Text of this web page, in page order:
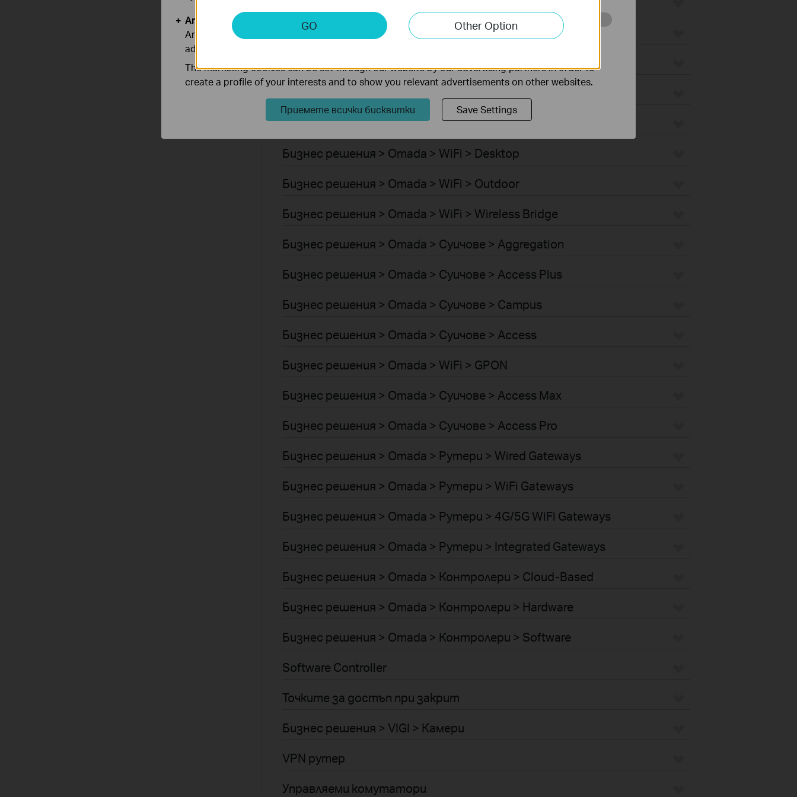
Robot Vacuum Accessories
Бизнес решения > Omada > WiFi > Ceiling Mount
Бизнес решения > Omada > WiFi > Wall Plate
Бизнес решения > Omada > WiFi > Desktop
Бизнес решения > Omada > WiFi > Outdoor
Бизнес решения > Omada > WiFi > Wireless Bridge
Бизнес решения > Omada > Суичове > Aggregation
Бизнес решения > Omada > Суичове > Access Plus
Бизнес решения > Omada > Суичове > Campus
Бизнес решения > Omada > Суичове > Access
Бизнес решения > Omada > WiFi > GPON
Бизнес решения > Omada > Суичове > Access Max
Бизнес решения > Omada > Суичове > Access Pro
Бизнес решения > Omada > Рутери > Wired Gateways
Бизнес решения > Omada > Рутери > WiFi Gateways
Бизнес решения > Omada > Рутери > 4G/5G WiFi Gateways
Бизнес решения > Omada > Рутери > Integrated Gateways
Бизнес решения > Omada > Контролери > Cloud-Based
Бизнес решения > Omada > Контролери > Hardware
Бизнес решения > Omada > Контролери > Software
Software Controller
Точките за достъп при закрит
Бизнес решения > VIGI > Камери
VPN рутер
Управляеми комутатори
GO Other Option
Analysis and Marketing Cookies
Analysis cookies enable us to analyze your activities on our website in order to improve and
adapt the functionality of our website.
The marketing cookies can be set through our website by our advertising partners in order to
create a profile of your interests and to show you relevant advertisements on other websites.
Приемете всички бисквитки Save Settings